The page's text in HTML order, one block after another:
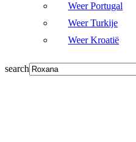
Weer Portugal
Weer Turkije
Weer Kroatië
search